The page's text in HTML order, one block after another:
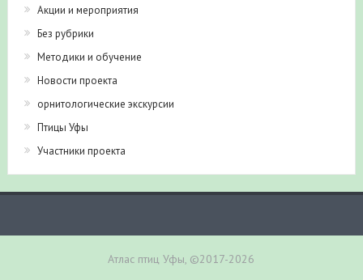
Акции и мероприятия
Без рубрики
Методики и обучение
Новости проекта
орнитологические экскурсии
Птицы Уфы
Участники проекта
Атлас птиц Уфы, ©2017-2026